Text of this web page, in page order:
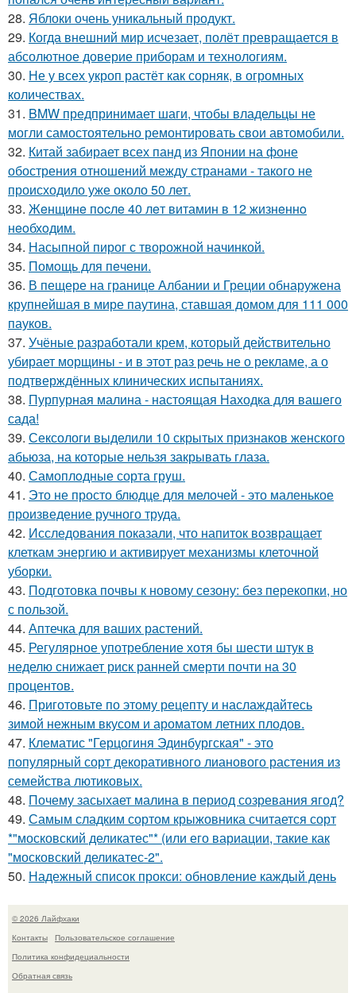
28. Яблоки очень уникальный продукт.
29. Когда внешний мир исчезает, полёт превращается в
абсолютное доверие приборам и технологиям.
30. Не у всех укроп растёт как сорняк, в огромных
количествах.
31. BMW предпринимает шаги, чтобы владельцы не
могли самостоятельно ремонтировать свои автомобили.
32. Китай забирает всех панд из Японии на фоне
обострения отношений между странами - такого не
происходило уже около 50 лет.
33. Жeнщинe пocлe 40 лeт витамин в 12 жизнeннo
нeoбхoдим.
34. Насыпной пирог с творожной начинкой.
35. Помoщь для пeчени.
36. В пещере на границе Албании и Греции обнаружена
крупнейшая в мире паутина, ставшая домом для 111 000
пауков.
37. Учёные разработали крем, который действительно
убирает морщины - и в этот раз речь не о рекламе, а о
подтверждённых клинических испытаниях.
38. Пурпурная малина - настоящая Находка для вашего
сада!
39. Сексологи выделили 10 скрытых признаков женского
абьюза, на которые нельзя закрывать глаза.
40. Самоплoдные сорта грyш.
41. Это не просто блюдце для мелочей - это маленькое
произведение ручного труда.
42. Исследования показали, что напиток возвращает
клеткам энергию и активирует механизмы клеточной
уборки.
43. Подготовка почвы к новому сезону: без перекопки, но
с пользой.
44. Аптечка для ваших растений.
45. Регулярное употребление хотя бы шести штук в
неделю снижает риск ранней смерти почти на 30
процентов.
46. Приготовьте по этому рецепту и наслаждайтесь
зимой нежным вкусом и ароматом летних плодов.
47. Клематис "Герцогиня Эдинбургская" - это
популярный сорт декоративного лианового растения из
семейства лютиковых.
48. Почему засыхает малина в период созревания ягод?
49. Самым сладким сортом крыжовника считается сорт
*"московский деликатес"* (или его вариации, такие как
"московский деликатес-2".
50. Надежный список прокси: обновление каждый день
© 2026 Лайфхаки
Контакты
Пользовательское соглашение
Политика конфидециальности
Обратная связь